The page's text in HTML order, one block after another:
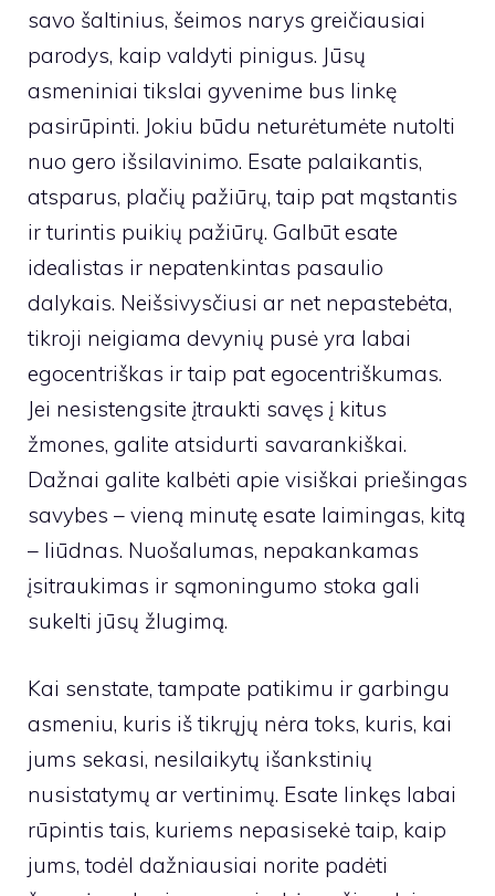
savo šaltinius, šeimos narys greičiausiai
parodys, kaip valdyti pinigus. Jūsų
asmeniniai tikslai gyvenime bus linkę
pasirūpinti. Jokiu būdu neturėtumėte nutolti
nuo gero išsilavinimo. Esate palaikantis,
atsparus, plačių pažiūrų, taip pat mąstantis
ir turintis puikių pažiūrų. Galbūt esate
idealistas ir nepatenkintas pasaulio
dalykais. Neišsivysčiusi ar net nepastebėta,
tikroji neigiama devynių pusė yra labai
egocentriškas ir taip pat egocentriškumas.
Jei nesistengsite įtraukti savęs į kitus
žmones, galite atsidurti savarankiškai.
Dažnai galite kalbėti apie visiškai priešingas
savybes – vieną minutę esate laimingas, kitą
– liūdnas. Nuošalumas, nepakankamas
įsitraukimas ir sąmoningumo stoka gali
sukelti jūsų žlugimą.
Kai senstate, tampate patikimu ir garbingu
asmeniu, kuris iš tikrųjų nėra toks, kuris, kai
jums sekasi, nesilaikytų išankstinių
nusistatymų ar vertinimų. Esate linkęs labai
rūpintis tais, kuriems nepasisekė taip, kaip
jums, todėl dažniausiai norite padėti